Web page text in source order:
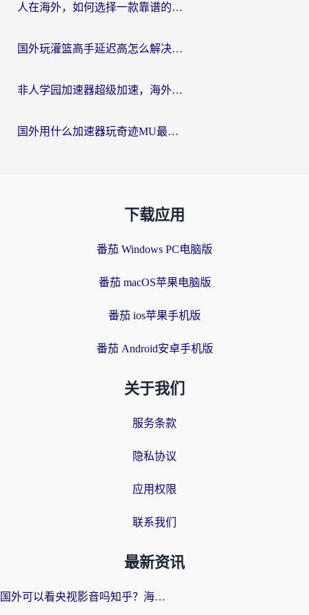
人在海外，如何选择一款靠谱的玩剑灵2加速器？
国外玩灌篮高手延迟高怎么解决？海外玩家国服游戏加速终极指南
非人学园加速器超级加速，海外玩家重返国服的通行证
国外用什么加速器玩奇迹MU最好？2026海外玩家国服游戏加速全攻略
下载应用
番茄 Windows PC电脑版
番茄 macOS苹果电脑版
番茄 ios苹果手机版
番茄 Android安卓手机版
关于我们
服务条款
隐私协议
应用权限
联系我们
最新资讯
国外可以看央视影音吗知乎？海外党亲测有效的回国加速方案